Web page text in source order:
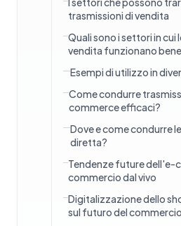
trasmissioni di vendita
Quali sono i settori in cui
vendita funzionano
Esempi di utilizzo in
Come condurre
commerce efficaci?
Dove e come condurre
diretta?
Tendenze future dell'e-
commercio dal vivo
Digitalizzazione dello
sul futuro del